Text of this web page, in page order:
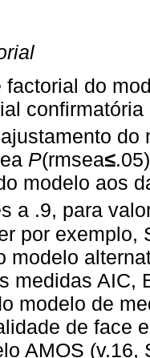
factorial do
ea P(rmsea≤
modelo aos
a .9, para
por exemplo,
modelo
medidas AIC,
modelo de
de face
AMOS